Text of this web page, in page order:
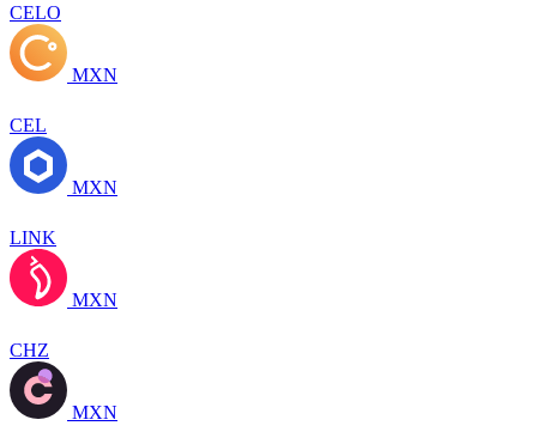
CELO
MXN
CEL
MXN
LINK
MXN
CHZ
MXN